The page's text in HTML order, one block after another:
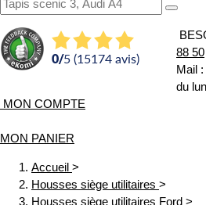
0/5 (15174 avis)
88 50
Mail :
du
MON COMPTE
MON PANIER
Accueil >
Housses siège utilitaires >
Housses siège utilitaires Ford >